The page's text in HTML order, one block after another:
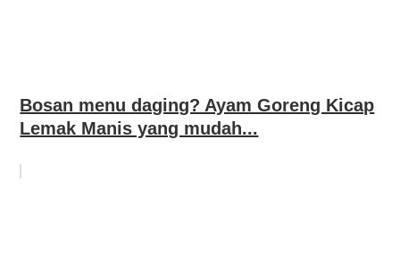
Bosan menu daging? Ayam Goreng Kicap
Lemak Manis yang mudah...